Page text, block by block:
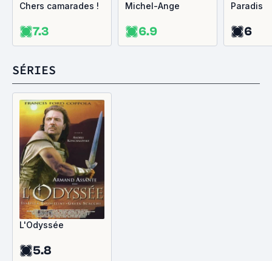
Chers camarades !
7.3
Michel-Ange
6.9
Paradis
6
SÉRIES
L'Odyssée
5.8